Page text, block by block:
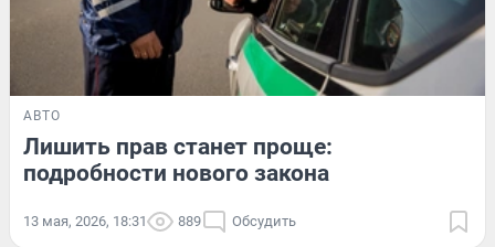
АВТО
Лишить прав станет проще:
подробности нового закона
13 мая, 2026, 18:31 889 Обсудить